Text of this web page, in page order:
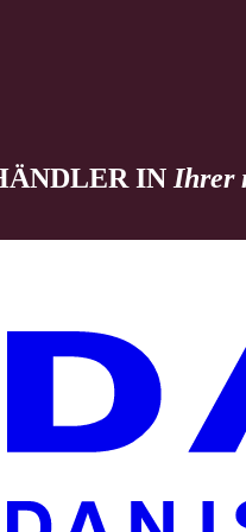
IN Ihrer